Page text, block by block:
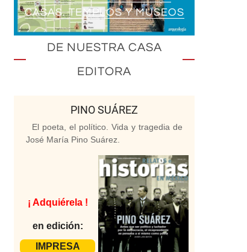
CASAS. TEMPLOS Y MUSEOS
DE NUESTRA CASA
EDITORA
PINO SUÁREZ
El poeta, el político. Vida y tragedia de
José María Pino Suárez.
¡ Adquiérela !
en edición:
IMPRESA